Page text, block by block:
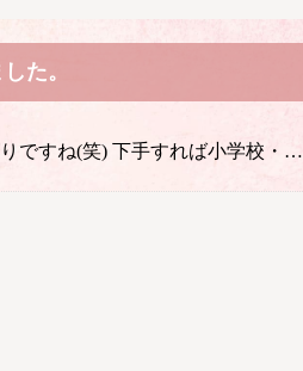
た。
ですね(笑) 下手すれば小学校・…